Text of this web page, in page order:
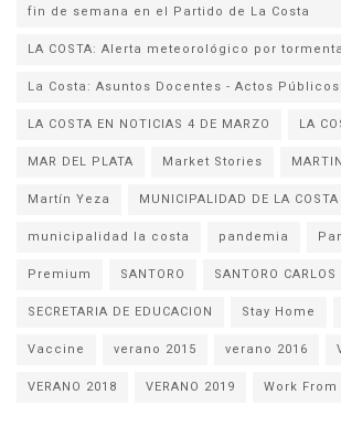
fin de semana en el Partido de La Costa
LA COSTA: Alerta meteorológico por
La Costa: Asuntos Docentes - Actos Públicos
LA COSTA EN NOTICIAS 4 DE MARZO
LA
MAR DEL PLATA
Market Stories
Martín Yeza
MUNICIPALIDAD DE LA COSTA
municipalidad la costa
pandemia
Premium
SANTORO
SANTORO CARLOS
SECRETARIA DE EDUCACION
Stay Home
Vaccine
verano 2015 verano 2016
VERANO 2018
VERANO 2019 Work From